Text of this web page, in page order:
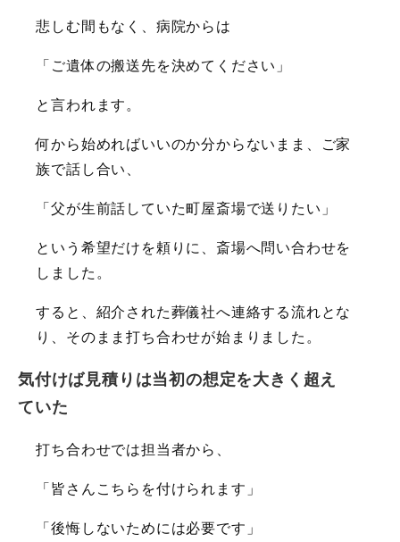
悲しむ間もなく、病院からは
「ご遺体の搬送先を決めてください」
と言われます。
何から始めればいいのか分からないまま、ご家
族で話し合い、
「父が生前話していた町屋斎場で送りたい」
という希望だけを頼りに、斎場へ問い合わせを
しました。
すると、紹介された葬儀社へ連絡する流れとな
り、そのまま打ち合わせが始まりました。
気付けば見積りは当初の想定を大きく超え
ていた
打ち合わせでは担当者から、
「皆さんこちらを付けられます」
「後悔しないためには必要です」